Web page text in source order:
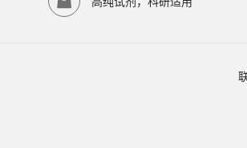
参照产品说明书中的保存条件。一般生物科
SCIENTIFIC常规库存产品一般1-3个